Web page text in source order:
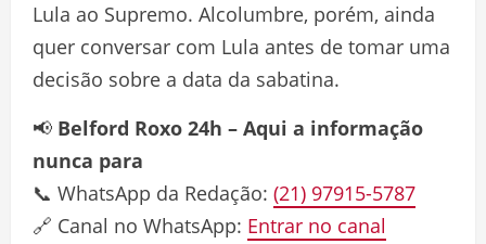
Lula ao Supremo. Alcolumbre, porém, ainda
quer conversar com Lula antes de tomar uma
decisão sobre a data da sabatina.
📢 Belford Roxo 24h – Aqui a informação
nunca para
📞 WhatsApp da Redação: (21) 97915-5787
🔗 Canal no WhatsApp: Entrar no canal